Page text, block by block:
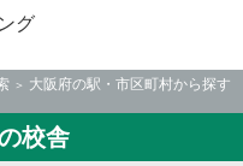
グ
大阪府の駅・市区町村から探す
校舎